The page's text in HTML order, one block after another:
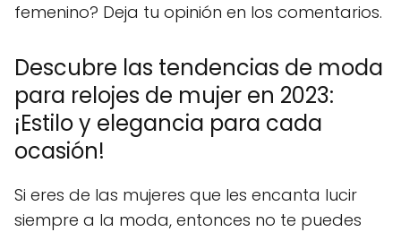
femenino? Deja tu opinión en los comentarios.
Descubre las tendencias de moda
para relojes de mujer en 2023:
¡Estilo y elegancia para cada
ocasión!
Si eres de las mujeres que les encanta lucir
siempre a la moda, entonces no te puedes